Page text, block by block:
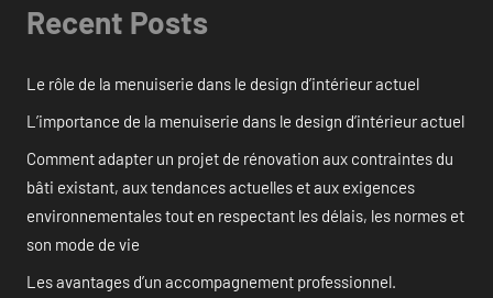
Recent Posts
Le rôle de la menuiserie dans le design d’intérieur actuel
L’importance de la menuiserie dans le design d’intérieur actuel
Comment adapter un projet de rénovation aux contraintes du
bâti existant, aux tendances actuelles et aux exigences
environnementales tout en respectant les délais, les normes et
son mode de vie
Les avantages d’un accompagnement professionnel.